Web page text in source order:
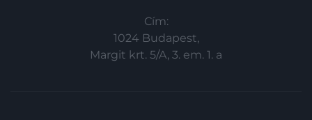
Cím:
1024 Budapest,
Margit krt. 5/A, 3. em. 1. a